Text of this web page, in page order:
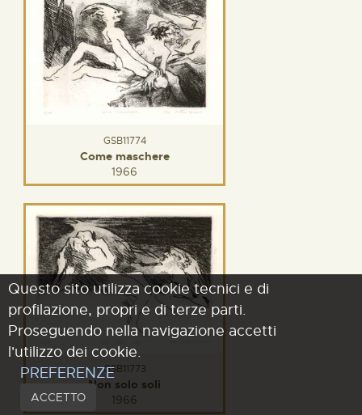
GSB11774
Come maschere
1966
GSB11773
Non solo soli
1966
Questo sito utilizza cookie tecnici e di
profilazione, propri e di terze parti.
Proseguendo nella navigazione accetti
l'utilizzo dei cookie.
PREFERENZE
ACCETTO